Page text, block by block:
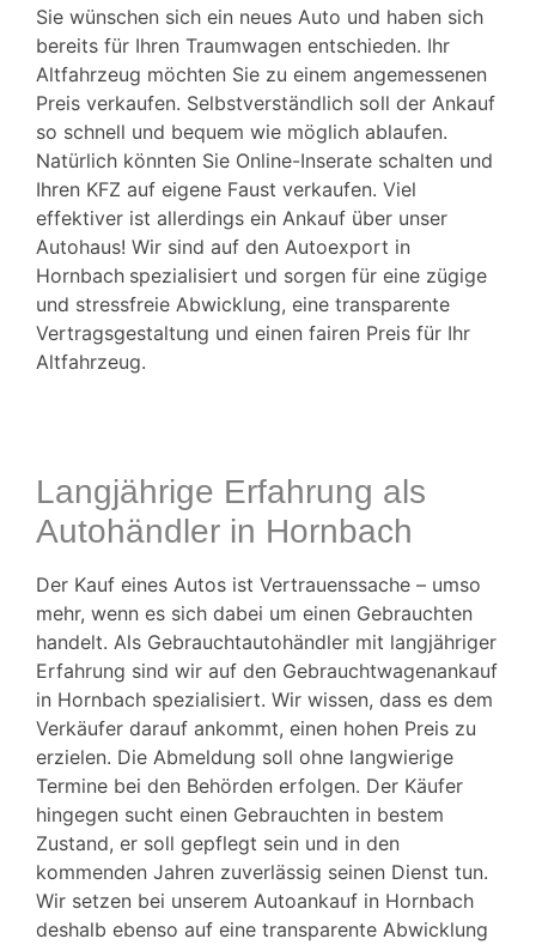
Sie wünschen sich ein neues Auto und haben sich
bereits für Ihren Traumwagen entschieden. Ihr
Altfahrzeug möchten Sie zu einem angemessenen
Preis verkaufen. Selbstverständlich soll der Ankauf
so schnell und bequem wie möglich ablaufen.
Natürlich könnten Sie Online-Inserate schalten und
Ihren KFZ auf eigene Faust verkaufen. Viel
effektiver ist allerdings ein Ankauf über unser
Autohaus! Wir sind auf den Autoexport in
Hornbach spezialisiert und sorgen für eine zügige
und stressfreie Abwicklung, eine transparente
Vertragsgestaltung und einen fairen Preis für Ihr
Altfahrzeug.
Langjährige Erfahrung als
Autohändler in Hornbach
Der Kauf eines Autos ist Vertrauenssache – umso
mehr, wenn es sich dabei um einen Gebrauchten
handelt. Als Gebrauchtautohändler mit langjähriger
Erfahrung sind wir auf den Gebrauchtwagenankauf
in Hornbach spezialisiert. Wir wissen, dass es dem
Verkäufer darauf ankommt, einen hohen Preis zu
erzielen. Die Abmeldung soll ohne langwierige
Termine bei den Behörden erfolgen. Der Käufer
hingegen sucht einen Gebrauchten in bestem
Zustand, er soll gepflegt sein und in den
kommenden Jahren zuverlässig seinen Dienst tun.
Wir setzen bei unserem Autoankauf in Hornbach
deshalb ebenso auf eine transparente Abwicklung